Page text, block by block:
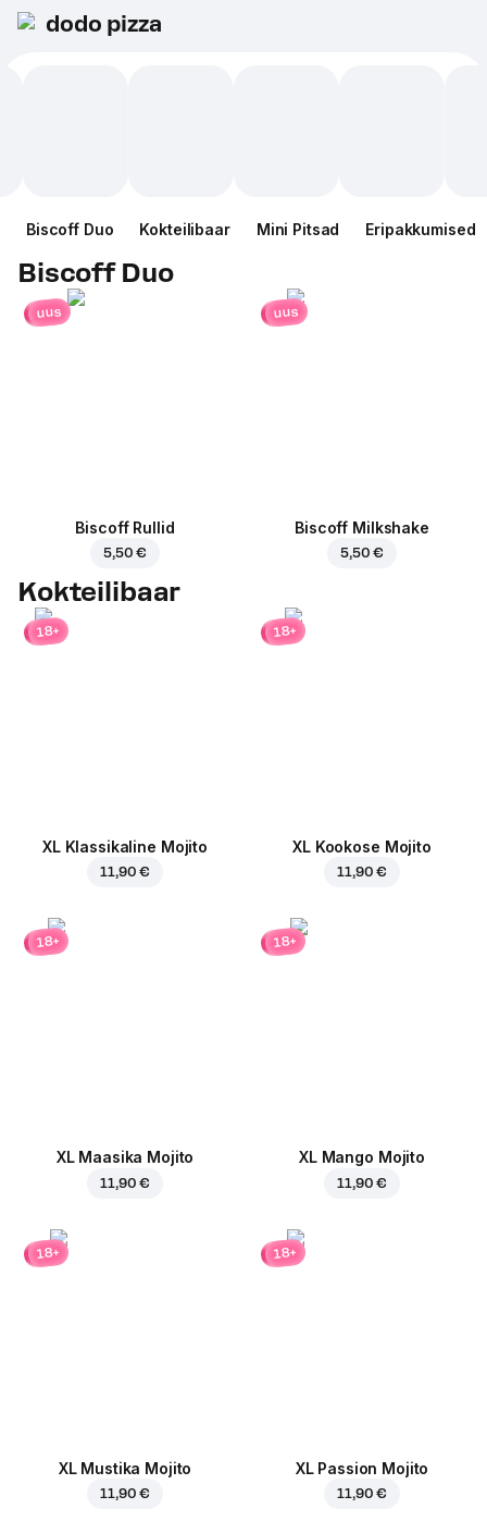
dodo pizza
Biscoff Duo Kokteilibaar Mini Pitsad Eripakkumised
Biscoff Duo
uus
Biscoff Rullid
5,50 €
uus
Biscoff Milkshake
5,50 €
Kokteilibaar
18+
XL Klassikaline Mojito
11,90 €
18+
XL Kookose Mojito
11,90 €
18+
XL Maasika Mojito
11,90 €
18+
XL Mango Mojito
11,90 €
18+
XL Mustika Mojito
11,90 €
18+
XL Passion Mojito
11,90 €